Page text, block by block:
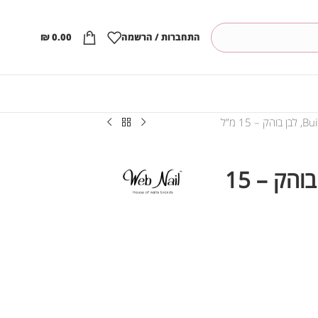
התחברות / הרשמה ₪0.00
וובנייל Build Pro, לבן בוהק – 15